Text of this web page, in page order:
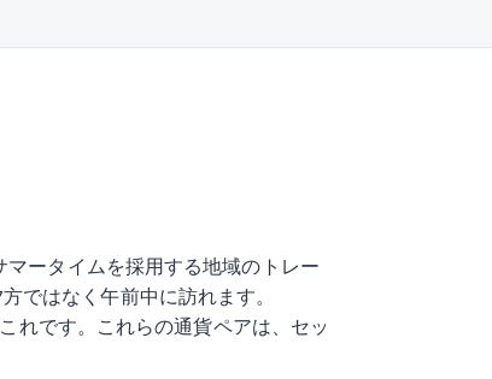
ータイムを採用する地域のトレー
ではなく午前中に訪れます。
れです。これらの通貨ペアは、セッ